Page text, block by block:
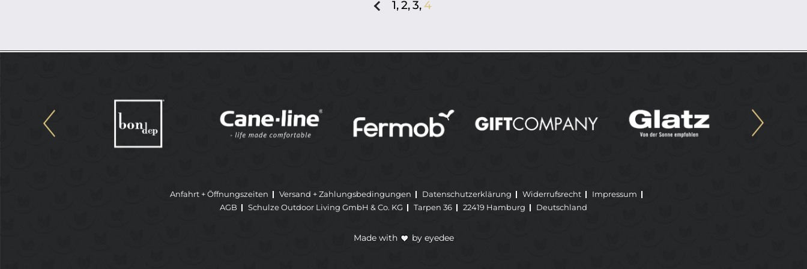
1,2,3, 4
Anfahrt + Öffnungszeiten Versand + Zahlungsbedingungen Datenschutzerklärung Widerrufsrecht
Impressum
AGB
Schulze Outdoor Living GmbH & Co. KG Tarpen 36 22419 Hamburg Deutschland
Made with by eyedee